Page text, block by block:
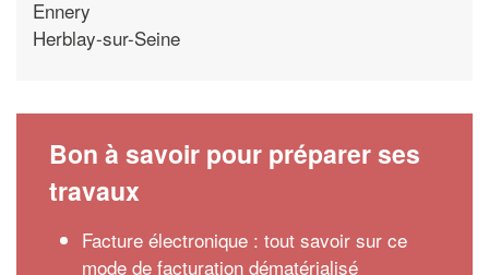
Ennery
Herblay-sur-Seine
Bon à savoir pour préparer ses
travaux
Facture électronique : tout savoir sur ce
mode de facturation dématérialisé